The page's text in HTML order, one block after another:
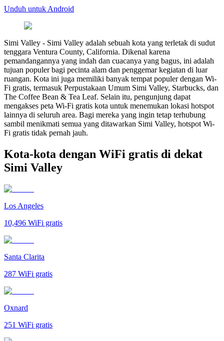
Unduh untuk Android
Simi Valley - Simi Valley adalah sebuah kota yang terletak di sudut
tenggara Ventura County, California. Dikenal karena
pemandangannya yang indah dan cuacanya yang bagus, ini adalah
tujuan populer bagi pecinta alam dan penggemar kegiatan di luar
ruangan. Kota ini juga memiliki banyak tempat populer dengan Wi-
Fi gratis, termasuk Perpustakaan Umum Simi Valley, Starbucks, dan
The Coffee Bean & Tea Leaf. Selain itu, pengunjung dapat
mengakses peta Wi-Fi gratis kota untuk menemukan lokasi hotspot
lainnya di seluruh area. Bagi mereka yang ingin tetap terhubung
sambil menikmati semua yang ditawarkan Simi Valley, hotspot Wi-
Fi gratis tidak pernah jauh.
Kota-kota dengan WiFi gratis di dekat
Simi Valley
Los Angeles
10,496 WiFi gratis
Santa Clarita
287 WiFi gratis
Oxnard
251 WiFi gratis